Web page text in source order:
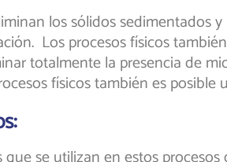
los sólidos sedimentados
Los procesos físicos
totalmente la presencia de
físicos también es